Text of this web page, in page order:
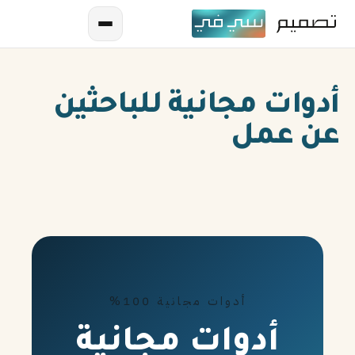
FR
IN
أدوات مجانية للباحثين
عن عمل
أدوات مجانية 100%
أدوات مجانية